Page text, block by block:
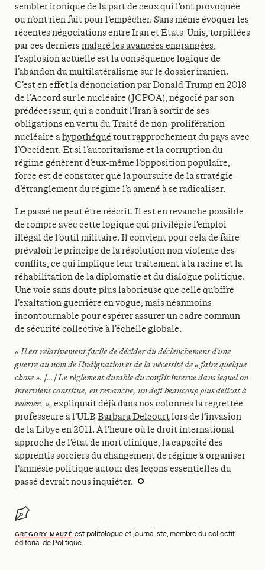
GREGORY MAUZÉ est politologue et journaliste, membre du collectif
éditorial de Politique.
sembler ironique de la part de ceux qui l’ont provoquée
ou n’ont rien fait pour l’empêcher. Sans même évoquer les
récentes négociations entre Iran et États-Unis, torpillées
par ces derniers malgré les avancées engrangées
l’explosion actuelle est la conséquence logique de
l’abandon du multilatéralisme sur le dossier iranien.
C’est en effet la dénonciation par Donald Trump en 2018
de l’Accord sur le nucléaire (JCPOA), négocié par son
prédécesseur, qui a conduit l’Iran à sortir de ses
obligations en vertu du Traité de non-prolifération
nucléaire ahypothéqué tout rapprochement du pays avec
l’Occident. Et si l’autoritarisme et la corruption du
régime génèrent d’eux-même l’opposition populaire,
force est de constater que la poursuite de la stratégie
d’étranglement du régime l’a amené à se radicaliser.
Le passé ne peut être réécrit. Il est en revanche possible
de rompre avec cette logique qui privilégie l’emploi
illégal de l’outil militaire. Il convient pour cela de faire
prévaloir le principe de la résolution non violente des
conflits, ce qui implique leur traitement à la racine et la
réhabilitation de la diplomatie et du dialogue politique.
Une voie sans doute plus laborieuse que celle qu’offre
l’exaltation guerrière en vogue, mais néanmoins
incontournable pour espérer assurer un cadre commun
de sécurité collective à l’échelle globale.
« Il est relativement facile de décider du déclenchement d’une
guerre au nom de l’indignation et de la nécessité de « faire quelque
chose ». […] Le règlement durable du conflit interne dans lequel on
intervient constitue, en revanche, un défi beaucoup plus délicat à
relever. », expliquait déjà dans nos colonnes la regrettée
professeure à l’ULB Barbara Delcourtlors de l’invasion
de la Libye en 2011. À l’heure où le droit international
approche de l’état de mort clinique, la capacité des
apprentis sorciers du changement de régime à organiser
l’amnésie politique autour des leçons essentielles du
passé devrait nous inquiéter.